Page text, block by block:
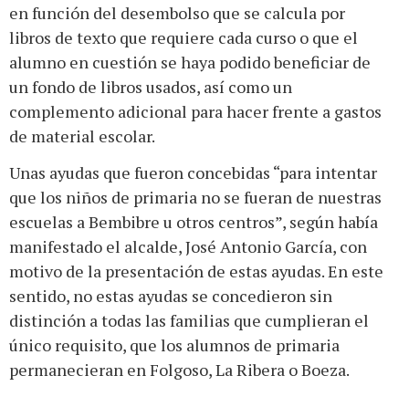
en función del desembolso que se calcula por
libros de texto que requiere cada curso o que el
alumno en cuestión se haya podido beneficiar de
un fondo de libros usados, así como un
complemento adicional para hacer frente a gastos
de material escolar.
Unas ayudas que fueron concebidas “para intentar
que los niños de primaria no se fueran de nuestras
escuelas a Bembibre u otros centros”, según había
manifestado el alcalde, José Antonio García, con
motivo de la presentación de estas ayudas. En este
sentido, no estas ayudas se concedieron sin
distinción a todas las familias que cumplieran el
único requisito, que los alumnos de primaria
permanecieran en Folgoso, La Ribera o Boeza.